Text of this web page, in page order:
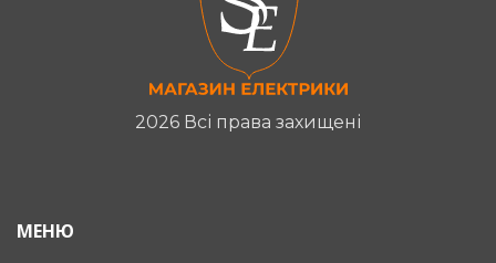
2026 Всі права захищені
МЕНЮ